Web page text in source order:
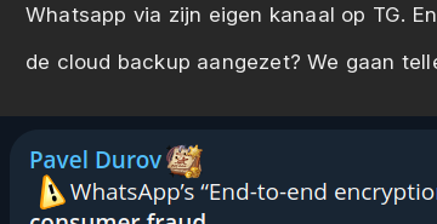
Whatsapp via zijn eigen kanaal op TG.
de cloud backup aangezet? We gaan